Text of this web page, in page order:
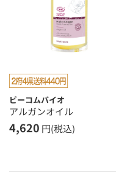
ビーコムバイオ
アルガンオイル
4,620 円(税込)